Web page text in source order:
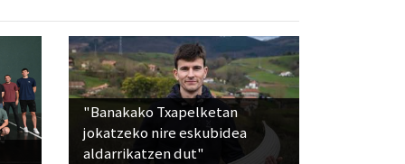
"Banakako Txapelketan
jokatzeko nire eskubidea
aldarrikatzen dut"